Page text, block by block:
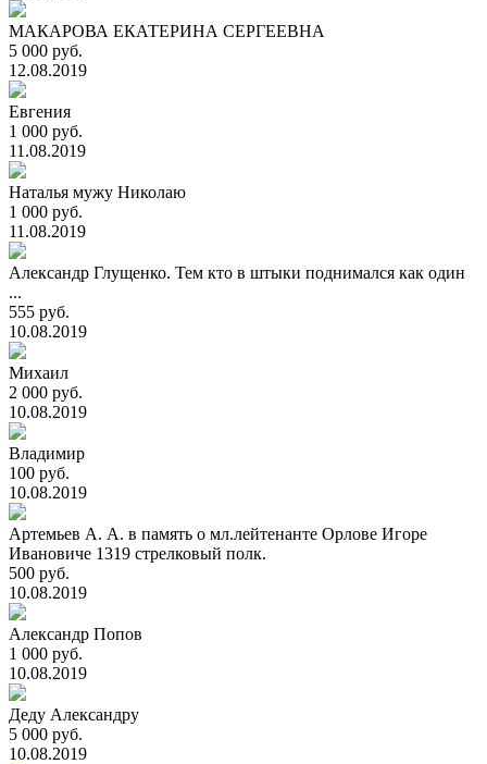
МАКАРОВА ЕКАТЕРИНА СЕРГЕЕВНА
5 000 руб.
12.08.2019
Евгения
1 000 руб.
11.08.2019
Наталья мужу Николаю
1 000 руб.
11.08.2019
Александр Глущенко. Тем кто в штыки поднимался как один
...
555 руб.
10.08.2019
Михаил
2 000 руб.
10.08.2019
Владимир
100 руб.
10.08.2019
Артемьев А. А. в память о мл.лейтенанте Орлове Игоре
Ивановиче 1319 стрелковый полк.
500 руб.
10.08.2019
Александр Попов
1 000 руб.
10.08.2019
Деду Александру
5 000 руб.
10.08.2019